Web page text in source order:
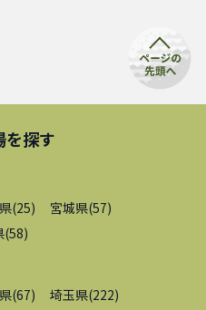
を探す
(25) 宮城県(57)
(58)
(67) 埼玉県(222)